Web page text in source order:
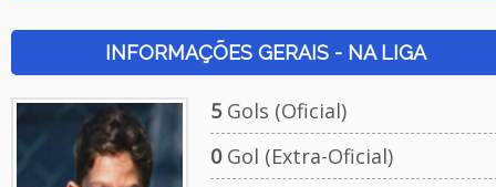
INFORMAÇÕES GERAIS - NA LIGA
5Gols (Oficial)
0Gol (Extra-Oficial)